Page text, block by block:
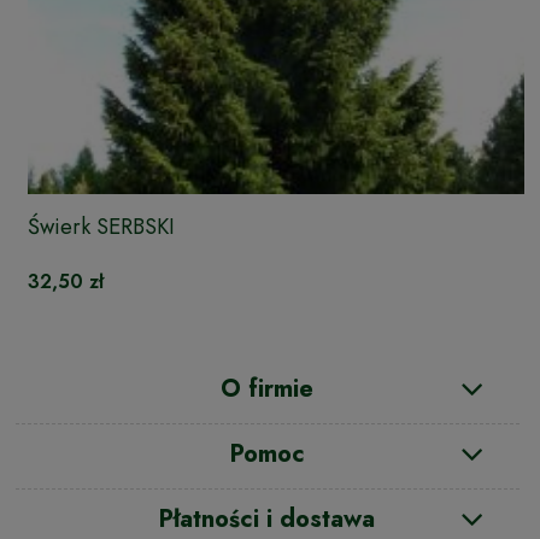
Świerk SERBSKI
32,50 zł
O firmie
Pomoc
Płatności i dostawa